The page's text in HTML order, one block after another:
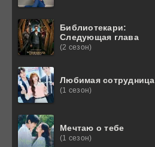
Библиотекари:
Следующая глава
(2 сезон)
Любимая сотрудница
(1 сезон)
Мечтаю о тебе
(1 сезон)